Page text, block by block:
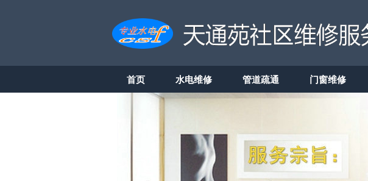
首页 水电维修 管道疏通 门窗维修